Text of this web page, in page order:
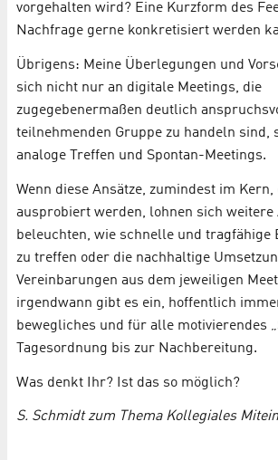
vorgehalten wird? Eine Kurzform des
Nachfrage gerne konkretisiert werden
Übrigens: Meine Überlegungen und
sich nicht nur an digitale Meetings, die
zugegebenermaßen deutlich
teilnehmenden Gruppe zu handeln sind,
analoge Treffen und Spontan-Meetings.
Wenn diese Ansätze, zumindest im
ausprobiert werden, lohnen sich weitere
beleuchten, wie schnelle und tragfähige
zu treffen oder die nachhaltige
Vereinbarungen aus dem jeweiligen
irgendwann gibt es ein, hoffentlich
bewegliches und für alle motivierendes
Tagesordnung bis zur Nachbereitung.
Was denkt Ihr? Ist das so möglich?
S. Schmidt zum Thema Kollegiales